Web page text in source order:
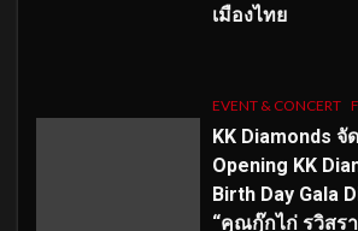
เมืองไทย
EVENT & CONCERT
KK Diamonds จั
Opening KK
Birth Day Gala
“คุณกุ๊กไก่ รวิสร